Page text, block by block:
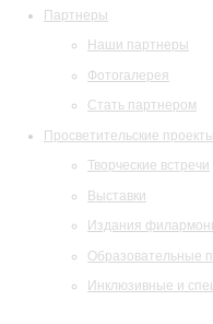
Партнеры
Наши партнеры
Фотогалерея
Стать партнером
Просветительские проекты
Творческие встречи
Выставки
Издания
Образовательные
Инклюзивные и